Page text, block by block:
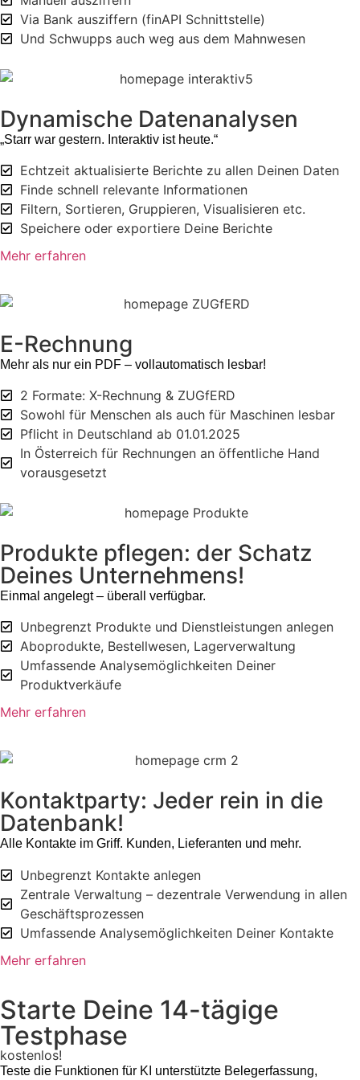
Via Bank ausziffern (finAPI Schnittstelle)
Und Schwupps auch weg aus dem Mahnwesen
Dynamische Datenanalysen
„Starr war gestern. Interaktiv ist heute.“
Echtzeit aktualisierte Berichte zu allen Deinen Daten
Finde schnell relevante Informationen
Filtern, Sortieren, Gruppieren, Visualisieren etc.
Speichere oder exportiere Deine Berichte
Mehr erfahren
E-Rechnung
Mehr als nur ein PDF – vollautomatisch lesbar!
2 Formate: X-Rechnung & ZUGfERD
Sowohl für Menschen als auch für Maschinen lesbar
Pflicht in Deutschland ab 01.01.2025
In Österreich für Rechnungen an öffentliche Hand
vorausgesetzt
Produkte pflegen: der Schatz
Deines Unternehmens!
Einmal angelegt – überall verfügbar.
Unbegrenzt Produkte und Dienstleistungen anlegen
Aboprodukte, Bestellwesen, Lagerverwaltung
Umfassende Analysemöglichkeiten Deiner
Produktverkäufe
Mehr erfahren
Kontaktparty: Jeder rein in die
Datenbank!
Alle Kontakte im Griff. Kunden, Lieferanten und mehr.
Unbegrenzt Kontakte anlegen
Zentrale Verwaltung – dezentrale Verwendung in allen
Geschäftsprozessen
Umfassende Analysemöglichkeiten Deiner Kontakte
Mehr erfahren
Starte Deine 14-tägige
Testphase
kostenlos!
Teste die Funktionen für KI unterstützte Belegerfassung,